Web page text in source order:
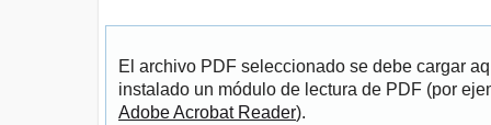
El archivo PDF seleccionado se debe cargar
instalado un módulo de lectura de PDF (por
Adobe Acrobat Reader).